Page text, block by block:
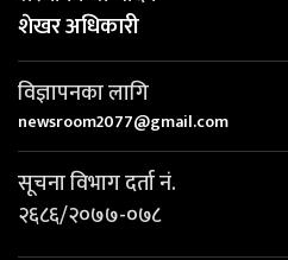
शेखर अधिकारी
विज्ञापनका लागि
newsroom2077@gmail.com
सूचना विभाग दर्ता नं.
२६८६/२०७७-०७८